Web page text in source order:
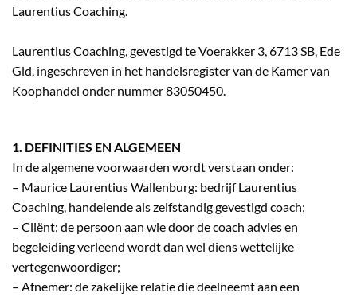
Laurentius Coaching.
Laurentius Coaching, gevestigd te Voerakker 3, 6713 SB, Ede
Gld, ingeschreven in het handelsregister van de Kamer van
Koophandel onder nummer 83050450.
1. DEFINITIES EN ALGEMEEN
In de algemene voorwaarden wordt verstaan onder:
– Maurice Laurentius Wallenburg: bedrijf Laurentius
Coaching, handelende als zelfstandig gevestigd coach;
– Cliënt: de persoon aan wie door de coach advies en
begeleiding verleend wordt dan wel diens wettelijke
vertegenwoordiger;
– Afnemer: de zakelijke relatie die deelneemt aan een